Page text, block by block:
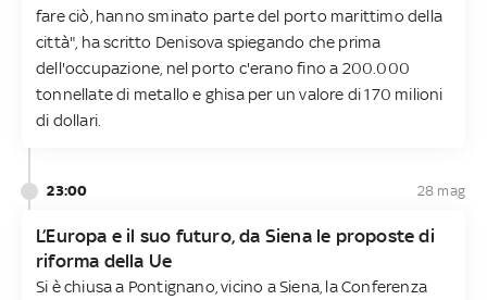
fare ciò, hanno sminato parte del porto marittimo della
città", ha scritto Denisova spiegando che prima
dell'occupazione, nel porto c'erano fino a 200.000
tonnellate di metallo e ghisa per un valore di 170 milioni
di dollari.
23:00 28 mag
L’Europa e il suo futuro, da Siena le proposte di
riforma della Ue
Si è chiusa a Pontignano, vicino a Siena, la Conferenza